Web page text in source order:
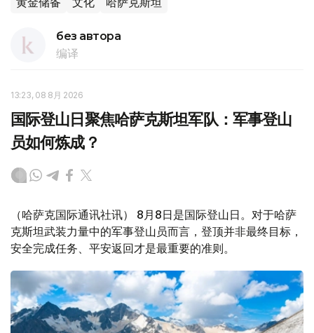
без автора
编译
13:23, 08 8月 2026
国际登山日聚焦哈萨克斯坦军队：军事登山
员如何炼成？
（哈萨克国际通讯社讯） 8月8日是国际登山日。对于哈萨
克斯坦武装力量中的军事登山员而言，登顶并非最终目标，
安全完成任务、平安返回才是最重要的准则。